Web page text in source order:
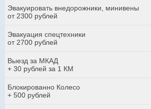
Эвакуировать внедорожники, минивены
от 2300 рублей
Эвакуация спецтехники
от 2700 рублей
Выезд за МКАД
+ 30 рублей за 1 КМ
Блокированно Колесо
+ 500 рублей